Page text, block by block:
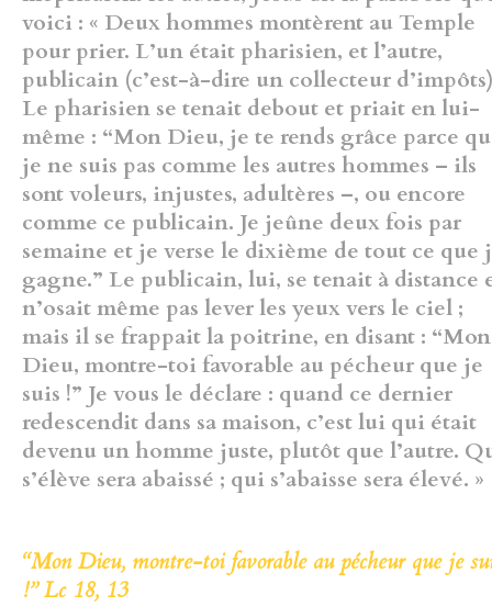
voici : « Deux hommes montèrent au Temple
pour prier. L’un était pharisien, et l’autre,
publicain (c’est-à-dire un collecteur
Le pharisien se tenait debout et priait en lui-
même : “Mon Dieu, je te rends grâce parce
je ne suis pas comme les autres hommes – ils
sont voleurs, injustes, adultères –, ou encore
comme ce publicain. Je jeûne deux fois par
semaine et je verse le dixième de tout ce que
gagne.” Le publicain, lui, se tenait à distance
n’osait même pas lever les yeux vers le ciel ;
mais il se frappait la poitrine, en disant : “Mon
Dieu, montre-toi favorable au pécheur que je
suis !” Je vous le déclare : quand ce dernier
redescendit dans sa maison, c’est lui qui était
devenu un homme juste, plutôt que l’autre.
s’élève sera abaissé ; qui s’abaisse sera élevé. »
“Mon Dieu, montre-toi favorable au pécheur que je
!” Lc 18, 13